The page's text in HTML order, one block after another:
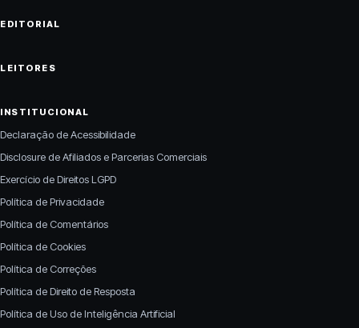
EDITORIAL
LEITORES
INSTITUCIONAL
Declaração de Acessibilidade
Disclosure de Afiliados e Parcerias Comerciais
Exercício de Direitos LGPD
Política de Privacidade
Política de Comentários
Política de Cookies
Política de Correções
Política de Direito de Resposta
Política de Uso de Inteligência Artificial